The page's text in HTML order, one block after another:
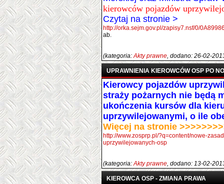
kierowców pojazdów
Czytaj na stronie >
http://orka.sejm.gov.pl/zapisy7.nsf/0/
ab.
(kategoria:Akty prawne, dodano: 26-02-
UPRAWNIENIA KIEROWCÓW OSP PO
Kierowcy pojazdów
straży pożarnych nie będą
ukończenia kursów dla
uprzywilejowanymi, o ile
Więcej na stronie
http://www.zosprp.pl/?q=content/nowe-
uprzywilejowanych-osp
(kategoria:Akty prawne, dodano: 13-02-
KIEROWCA OSP - ZMIANA PRAWA